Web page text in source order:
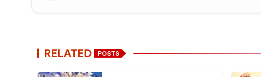
RELATED POSTS